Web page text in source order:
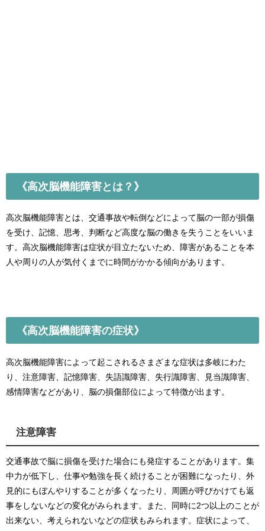
《高次脳機能障害とは？》
高次脳機能障害とは、交通事故や転倒などによって脳の一部が損傷
を受け、記憶、思考、判断など高度な脳の働きを失うことをいいま
す。高次脳機能障害は症状が目立たないため、障害があることを本
人や周りの人が気付くまでに時間がかかる傾向があります。
《高次脳機能障害の症状》
高次脳機能障害によって起こされるさまざまな症状は多岐にわた
り、注意障害、記憶障害、失語識障害、失行識障害、見当識障害、
感情障害などがあり、脳の損傷部位によって特徴が出ます。
注意障害
交通事故で脳に損傷を受けた場合にも発症することがあります。集
中力が低下し、仕事や勉強を長く続けることが困難になったり、外
見的にもぼんやりすることが多くなったり、周囲が呼びかけても返
事をしないなどの変化がみられます。また、同時に2つ以上のことが
出来ない、考えられないなどの症状もみられます。症状によって、